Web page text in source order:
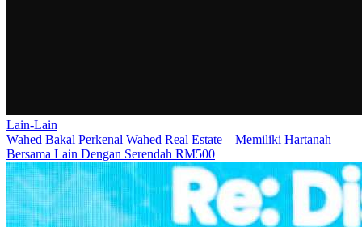
Lain-Lain
Wahed Bakal Perkenal Wahed Real Estate – Memiliki Hartanah
Bersama Lain Dengan Serendah RM500